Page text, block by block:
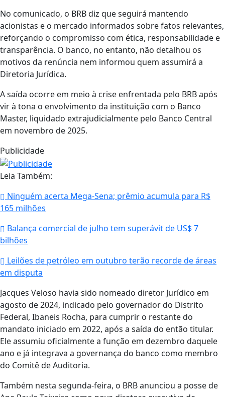
No comunicado, o BRB diz que seguirá mantendo
acionistas e o mercado informados sobre fatos relevantes,
reforçando o compromisso com ética, responsabilidade e
transparência. O banco, no entanto, não detalhou os
motivos da renúncia nem informou quem assumirá a
Diretoria Jurídica.
A saída ocorre em meio à crise enfrentada pelo BRB após
vir à tona o envolvimento da instituição com o Banco
Master, liquidado extrajudicialmente pelo Banco Central
em novembro de 2025.
Publicidade
Leia Também:
Ninguém acerta Mega-Sena; prêmio acumula para R$
165 milhões
Balança comercial de julho tem superávit de US$ 7
bilhões
Leilões de petróleo em outubro terão recorde de áreas
em disputa
Jacques Veloso havia sido nomeado diretor Jurídico em
agosto de 2024, indicado pelo governador do Distrito
Federal, Ibaneis Rocha, para cumprir o restante do
mandato iniciado em 2022, após a saída do então titular.
Ele assumiu oficialmente a função em dezembro daquele
ano e já integrava a governança do banco como membro
do Comitê de Auditoria.
Também nesta segunda-feira, o BRB anunciou a posse de